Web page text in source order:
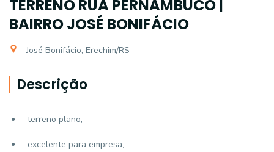
TERRENO RUA PERNAMBUCO |
BAIRRO JOSÉ BONIFÁCIO
- José Bonifácio, Erechim/RS
Descrição
- terreno plano;
- excelente para empresa;